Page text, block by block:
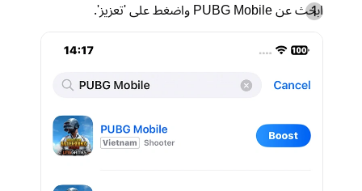
ابحث عن PUBG Mobile واضغط على 'تعزيز'.